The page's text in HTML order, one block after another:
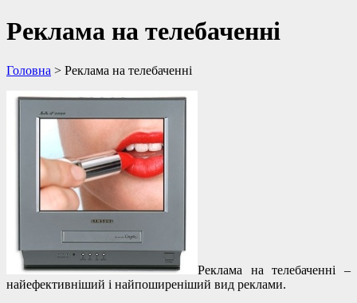
Реклама на телебаченні
Головна > Реклама на телебаченні
Реклама на телебаченні –
найефективніший і найпоширеніший вид реклами.